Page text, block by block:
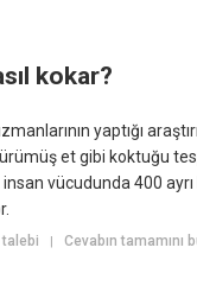
kokar?
yaptığı
et gibi koktuğu
vücudunda 400
talebi |Cevabın tamamını